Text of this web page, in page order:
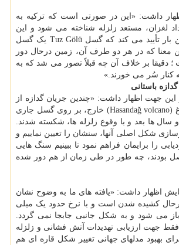
داشت: «این در صورتی است که ترکیه به
لغزان، مستعد زلزله شناخته می شود و این
مطالعه برای نخستین بار تأیید می کند که گسل Tuz Gölü یک گسل
که در هر دو طرف آن، زمین درحال دور
دقیقا بر خلاف آن چه قبلاً تصور می شد که به
کنار سُر می خورند.»
باستانی
جهت اظهار داشت: «چندین جریان گدازه از
آتش فشان حسن داغ (Hasandağ volcano) خارج، بر روی گسل جاری
ها بعد و با وقوع زلزله ها، شکسته شدند.
شکل اصلی آنها، سنشان را تعیین نماییم و
را برایمان فراهم نمود تا ببینیم سنگ هایی
بودند، چه طور در طی زمان از هم دور شده
اظهار داشت: «یافته های ما به وضوح نشان
کشیده شدن است و با نرخ حدود یک میلی
می شود و به شکل جانبی جابجا نمی گردد.
جهت ارزیابی تهدیدات آتش فشانی و زلزله
بهبود مدلهای جهانی تغییر شکل قاره ای هم